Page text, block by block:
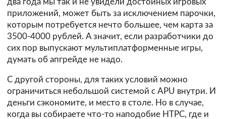
приложений, может быть за исключением парочки,
которым потребуется нечто большее, чем карта за
3500-4000 рублей. А значит, если разработчики до
сих пор выпускают мультиплатформенные игры,
думать об апгрейде не надо.
С другой стороны, для таких условий можно
ограничиться небольшой системой с APU внутри. И
деньги сэкономите, и место в столе. Но в случае,
когда вы собираете что-то наподобие HTPC, где и